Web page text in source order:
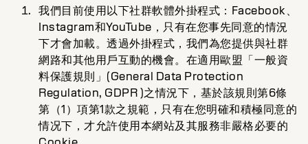
我們目前使用以下社群軟體外掛程式：Facebook、
Instagram和YouTube，只有在您事先同意的情況
下才會加載。透過外掛程式，我們為您提供與社群
網路和其他用戶互動的機會。在適用歐盟「一般資
料保護規則」(General Data Protection
Regulation, GDPR )之情況下，基於該規則第6條
第（1）項第1款之規範，只有在您明確和積極同意的
情况下，才允許使用本網站及其服務非嚴格必要的